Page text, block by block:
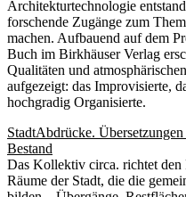
Architekturtechnologie
forschende Zugänge zum
machen. Aufbauend auf dem
Buch im Birkhäuser Verlag
Qualitäten und
aufgezeigt: das Improvisierte,
hochgradig Organisierte.
StadtAbdrücke.
Bestand
Das Kollektiv circa. richtet den
Räume der Stadt, die die